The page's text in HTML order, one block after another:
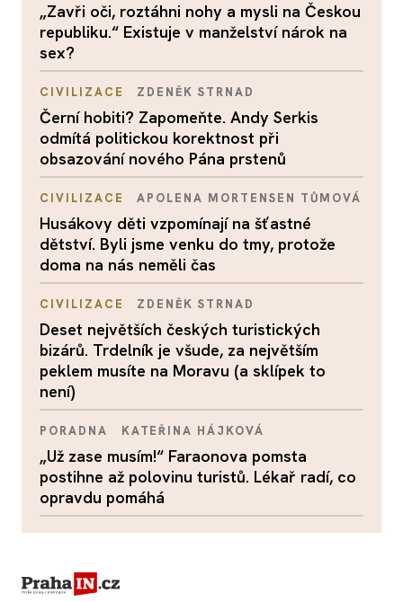
„Zavři oči, roztáhni nohy a mysli na Českou
republiku.“ Existuje v manželství nárok na
sex?
CIVILIZACE ZDENĚK STRNAD
Černí hobiti? Zapomeňte. Andy Serkis
odmítá politickou korektnost při
obsazování nového Pána prstenů
CIVILIZACE APOLENA MORTENSEN TŮMOVÁ
Husákovy děti vzpomínají na šťastné
dětství. Byli jsme venku do tmy, protože
doma na nás neměli čas
CIVILIZACE ZDENĚK STRNAD
Deset největších českých turistických
bizárů. Trdelník je všude, za největším
peklem musíte na Moravu (a sklípek to
není)
PORADNA KATEŘINA HÁJKOVÁ
„Už zase musím!“ Faraonova pomsta
postihne až polovinu turistů. Lékař radí, co
opravdu pomáhá